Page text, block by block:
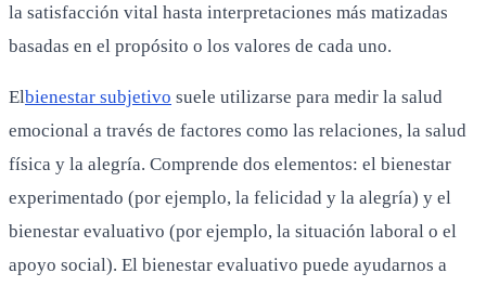
la satisfacción vital hasta interpretaciones más matizadas
basadas en el propósito o los valores de cada uno.
Elbienestar subjetivo suele utilizarse para medir la salud
emocional a través de factores como las relaciones, la salud
física y la alegría. Comprende dos elementos: el bienestar
experimentado (por ejemplo, la felicidad y la alegría) y el
bienestar evaluativo (por ejemplo, la situación laboral o el
apoyo social). El bienestar evaluativo puede ayudarnos a